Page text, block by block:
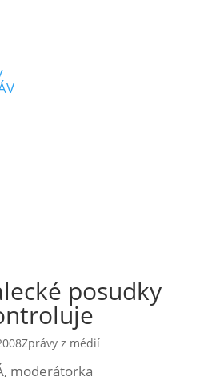
posudky
Zprávy z médií
moderátorka